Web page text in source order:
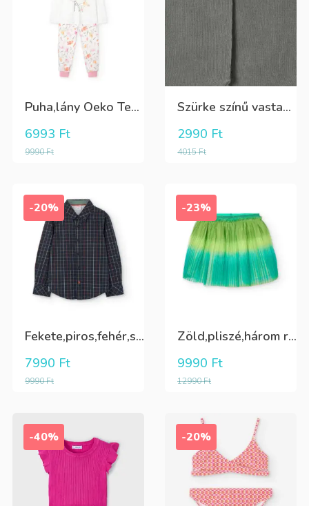
Puha,lány Oeko Tex bio pamut hosszú pizsama
9990Ft
6993 Ft
Szürke színű vastag puha harisnya
4015Ft
2990 Ft
-20%
Fekete,piros,fehér,sárga kockás ing
9990Ft
7990 Ft
-23%
Zöld,pliszé,három rétegű(alatta csillogó tüll+kiwizöld vászon) szoknya
12990Ft
9990 Ft
-40% -20%